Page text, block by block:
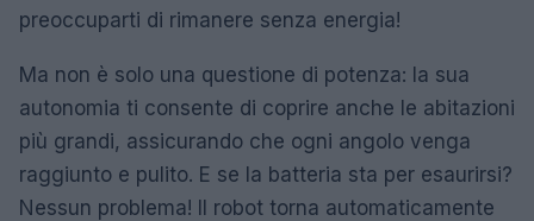
preoccuparti di rimanere senza energia!
Ma non è solo una questione di potenza: la sua
autonomia ti consente di coprire anche le abitazioni
più grandi, assicurando che ogni angolo venga
raggiunto e pulito. E se la batteria sta per esaurirsi?
Nessun problema! Il robot torna automaticamente